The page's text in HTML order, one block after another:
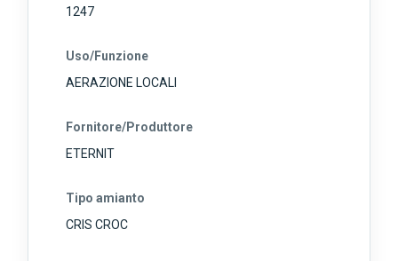
1247
Uso/Funzione
AERAZIONE LOCALI
Fornitore/Produttore
ETERNIT
Tipo amianto
CRIS CROC